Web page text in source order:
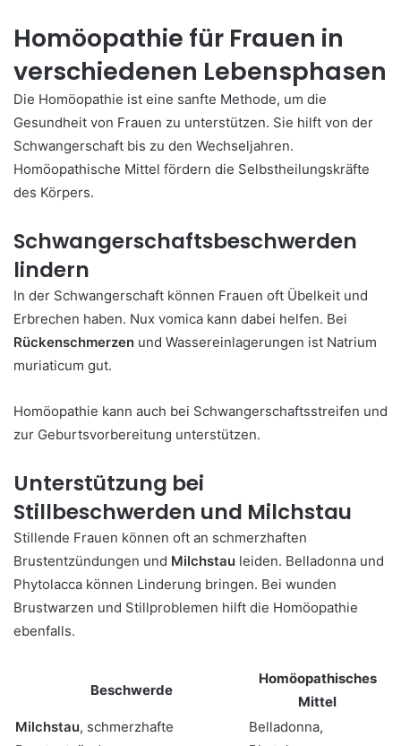
Homöopathie für Frauen in
verschiedenen Lebensphasen
Die Homöopathie ist eine sanfte Methode, um die
Gesundheit von Frauen zu unterstützen. Sie hilft von der
Schwangerschaft bis zu den Wechseljahren.
Homöopathische Mittel fördern die Selbstheilungskräfte
des Körpers.
Schwangerschaftsbeschwerden
lindern
In der Schwangerschaft können Frauen oft Übelkeit und
Erbrechen haben. Nux vomica kann dabei helfen. Bei
Rückenschmerzen und Wassereinlagerungen ist Natrium
muriaticum gut.
Homöopathie kann auch bei Schwangerschaftsstreifen und
zur Geburtsvorbereitung unterstützen.
Unterstützung bei
Stillbeschwerden und Milchstau
Stillende Frauen können oft an schmerzhaften
Brustentzündungen und Milchstau leiden. Belladonna und
Phytolacca können Linderung bringen. Bei wunden
Brustwarzen und Stillproblemen hilft die Homöopathie
ebenfalls.
Beschwerde
Homöopathisches
Mittel
Milchstau, schmerzhafte
Belladonna,